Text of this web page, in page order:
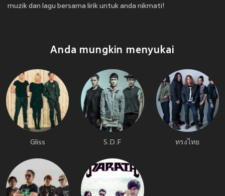
muzik dan lagu bersama lirik untuk anda nikmati!
Anda mungkin menyukai
Gliss S.D.F ทรงไทย